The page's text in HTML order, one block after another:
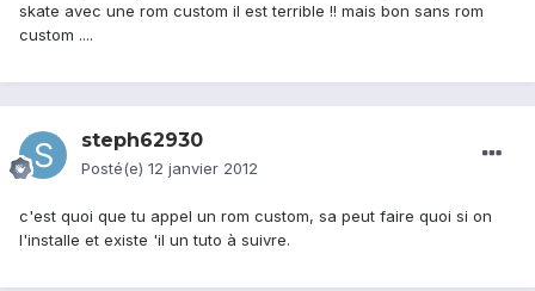
skate avec une rom custom il est terrible !! mais bon sans rom
custom ....
steph62930
Posté(e) 12 janvier 2012
c'est quoi que tu appel un rom custom, sa peut faire quoi si on
l'installe et existe 'il un tuto à suivre.